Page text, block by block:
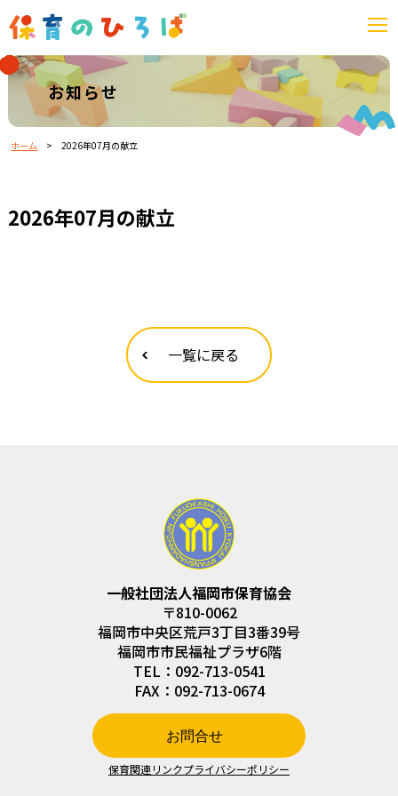
お知らせ
ホーム > 2026年07月の献立
2026年07月の献立
一覧に戻る
一般社団法人福岡市保育協会
〒810-0062
福岡市中央区荒戸3丁目3番39号
福岡市市民福祉プラザ6階
TEL：092-713-0541
FAX：092-713-0674
お問合せ
保育関連リンクプライバシーポリシー